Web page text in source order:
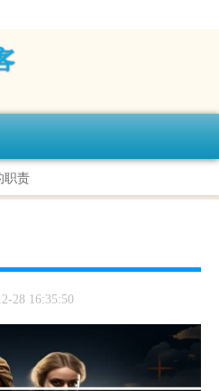
职责
28 16:35:50